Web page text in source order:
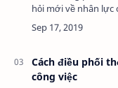
hỏi mới về nhân lực
không ngừng. Đầu
nhân lực ngay trong
Cách điều phối
công việc